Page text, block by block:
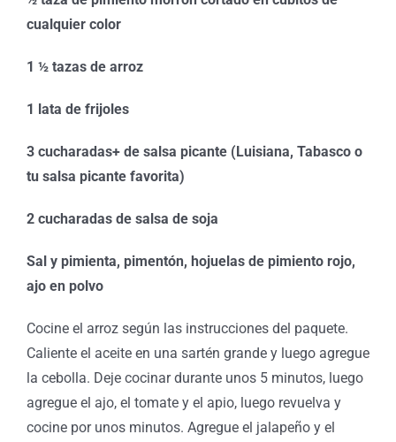
cualquier color
1 ½ tazas de arroz
1 lata de frijoles
3 cucharadas+ de salsa picante (Luisiana, Tabasco o
tu salsa picante favorita)
2 cucharadas de salsa de soja
Sal y pimienta, pimentón, hojuelas de pimiento rojo,
ajo en polvo
Cocine el arroz según las instrucciones del paquete.
Caliente el aceite en una sartén grande y luego agregue
la cebolla. Deje cocinar durante unos 5 minutos, luego
agregue el ajo, el tomate y el apio, luego revuelva y
cocine por unos minutos. Agregue el jalapeño y el